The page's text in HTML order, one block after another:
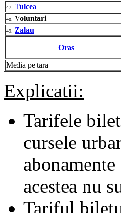
47. Tulcea
48. Voluntari
49. Zalau
Oras
Media pe tara
Explicatii:
Tarifele
cursele
acestea nu
Tariful